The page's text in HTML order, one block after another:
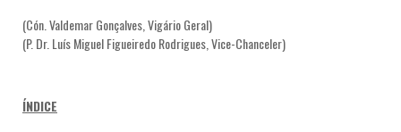
(Cón. Valdemar Gonçalves, Vigário Geral)
(P. Dr. Luís Miguel Figueiredo Rodrigues, Vice-Chanceler)
ÍNDICE